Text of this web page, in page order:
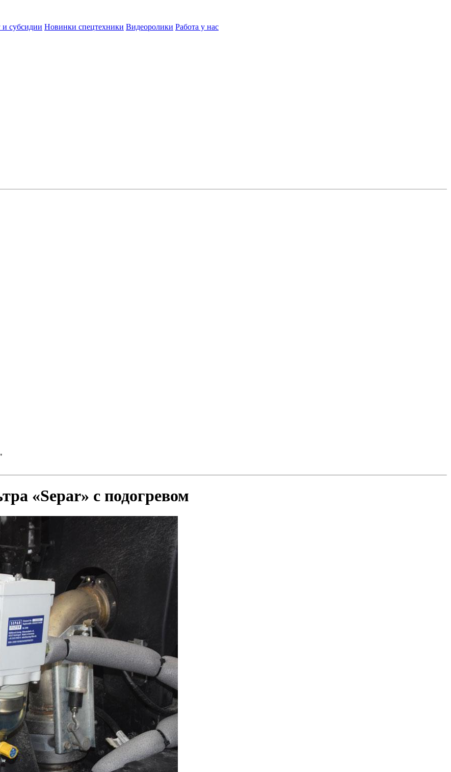
субсидии Новинки спецтехники Видеоролики Работа у нас
«Separ» с подогревом